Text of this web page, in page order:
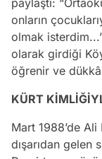
paylaştı:
onların
olmak
olarak girdiği Köy
öğrenir ve
KÜRT
Mart 1988’de Ali
dışarıdan